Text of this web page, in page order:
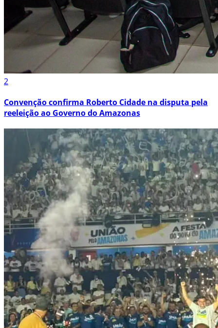
2
Convenção confirma Roberto Cidade na disputa pela
reeleição ao Governo do Amazonas